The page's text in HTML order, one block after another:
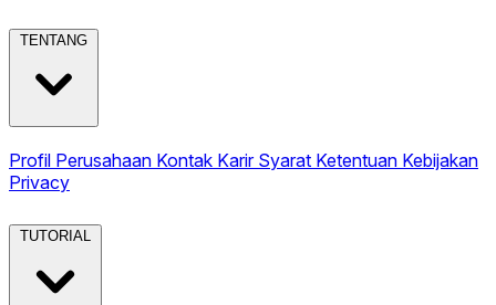
TENTANG
Profil Perusahaan Kontak Karir Syarat Ketentuan Kebijakan
Privacy
TUTORIAL